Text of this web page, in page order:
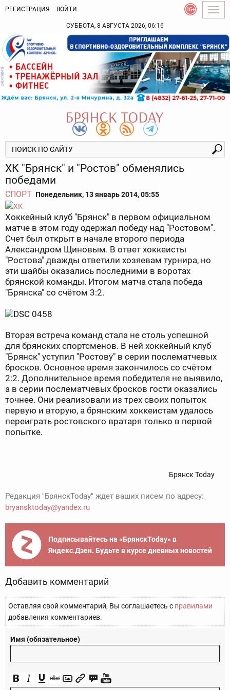
РЕГИСТРАЦИЯ ВОЙТИ
СУББОТА, 8 АВГУСТА 2026, 06:16
ХК "Брянск" и "Ростов" обменялись
победами
СПОРТ Понедельник, 13 январь 2014, 05:55
Хоккейный клуб "Брянск" в первом официальном
матче в этом году одержал победу над "Ростовом".
Счет был открыт в начале второго периода
Александром Щиновым. В ответ хоккеисты
"Ростова" дважды ответили хозяевам турнира, но
эти шайбы оказались последними в воротах
брянской команды. Итогом матча стала победа
"Брянска" со счётом 3:2.
Вторая встреча команд стала не столь успешной
для брянских спортсменов. В ней хоккейный клуб
"Брянск" уступил "Ростову" в серии послематчевых
бросков. Основное время закончилось со счётом
2:2. Дополнительное время победителя не выявило,
а в серии послематчевых бросков гости оказались
точнее. Они реализовали из трех своих попыток
первую и вторую, а брянским хоккеистам удалось
переиграть ростовского вратаря только в первой
попытке.
Брянск Today
Редакция "БрянскToday" ждет ваших писем по адресу:
bryansktoday@yandex.ru
Подписывайтесь на «БрянскToday» в
Яндекс.Дзен. Будьте в курсе дневных новостей
Добавить комментарий
Оставляя свой комментарий, Вы соглашаетесь с правилами
добавления комментариев.
Имя (обязательное)